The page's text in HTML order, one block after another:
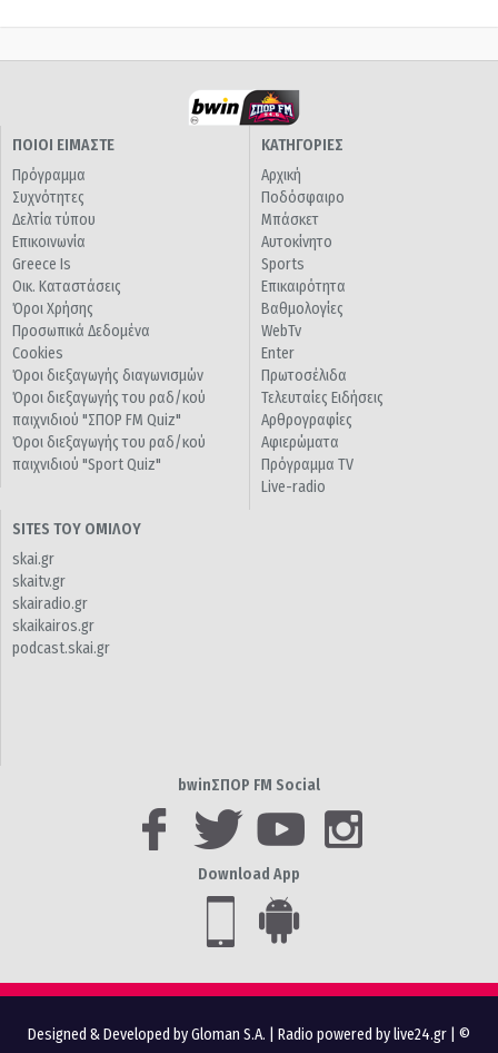
ΠΟΙΟΙ ΕΙΜΑΣΤΕ
Πρόγραμμα
Συχνότητες
Δελτία τύπου
Επικοινωνία
Greece Is
Οικ. Καταστάσεις
Όροι Χρήσης
Προσωπικά Δεδομένα
Cookies
Όροι διεξαγωγής διαγωνισμών
Όροι διεξαγωγής του ραδ/κού
παιχνιδιού "ΣΠΟΡ FM Quiz"
Όροι διεξαγωγής του ραδ/κού
παιχνιδιού "Sport Quiz"
ΚΑΤΗΓΟΡΙΕΣ
Αρχική
Ποδόσφαιρο
Μπάσκετ
Αυτοκίνητο
Sports
Επικαιρότητα
Βαθμολογίες
WebTv
Enter
Πρωτοσέλιδα
Τελευταίες Ειδήσεις
Αρθρογραφίες
Αφιερώματα
Πρόγραμμα TV
Live-radio
SITES ΤΟΥ ΟΜΙΛΟΥ
skai.gr
skaitv.gr
skairadio.gr
skaikairos.gr
podcast.skai.gr
bwinΣΠΟΡ FM Social
Download App
Designed & Developed by Gloman S.A. Radio powered by live24.gr | ©